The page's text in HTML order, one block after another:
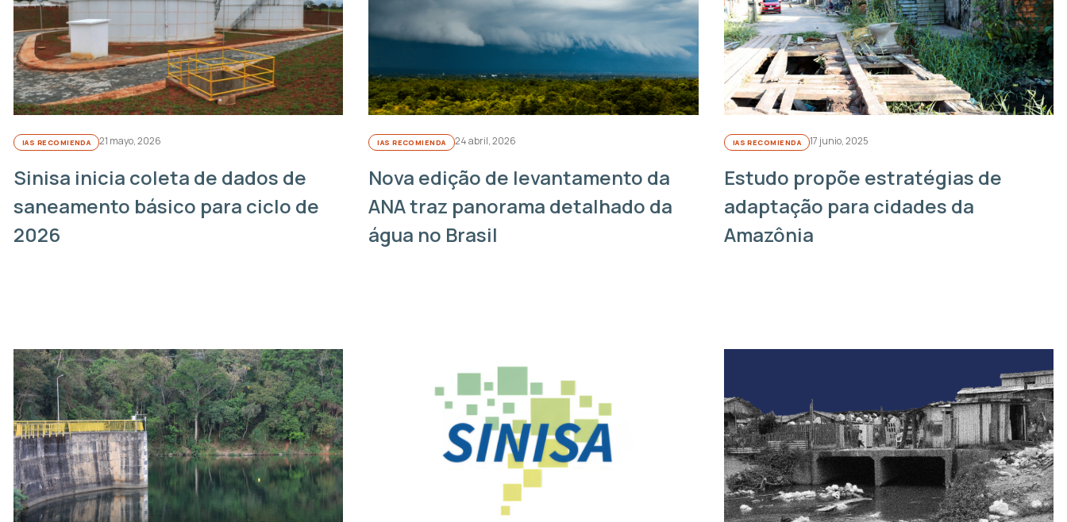
IAS RECOMIENDA 21 mayo, 2026
Sinisa inicia coleta de dados de
saneamento básico para ciclo de
2026
IAS RECOMIENDA 24 abril, 2026
Nova edição de levantamento da
ANA traz panorama detalhado da
água no Brasil
IAS RECOMIENDA 17 junio, 2025
Estudo propõe estratégias de
adaptação para cidades da
Amazônia